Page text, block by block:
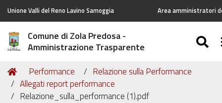
Unione Valli del Reno Lavino Samoggia Area amministratori
Comune di Zola Predosa -
Amministrazione Trasparente
Tu
sei
qui:
Home
Performance
Relazione sulla Performance
Allegati report performance
Relazione_sulla_performance (1).pdf